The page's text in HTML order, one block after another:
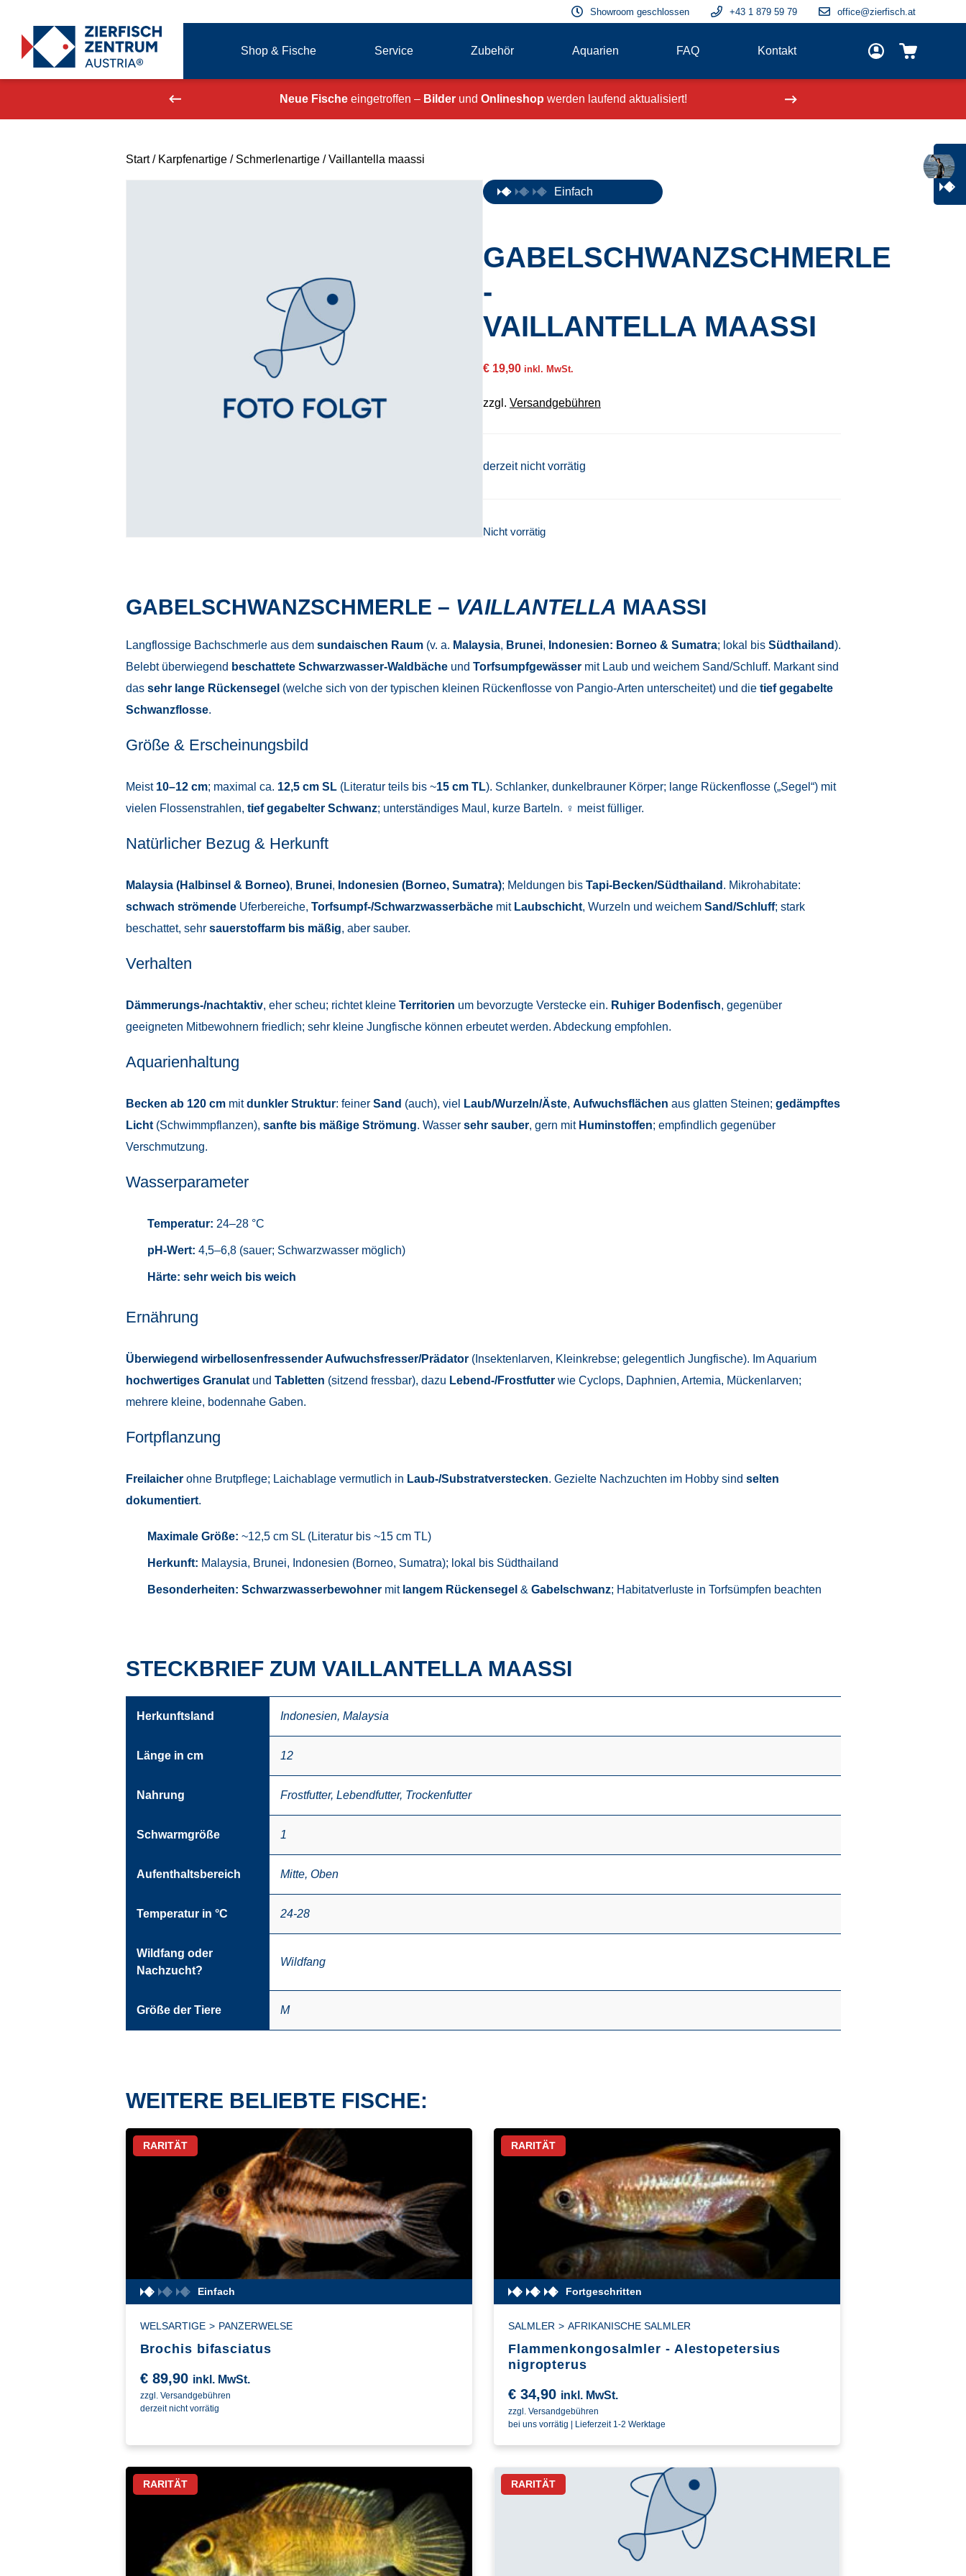
Zierfisch Aquarium Austria
Showroom geschlossen +43 1 879 59 79 office@zierfisch.at
Shop & Fische Service Zubehör Aquarien FAQ Kontakt
Neue Fischeeingetroffen – Bilderund Onlineshop werden laufend aktualisiert!
Start/ Karpfenartige/ Schmerlenartige/ Vaillantella maassi
Einfach
GABELSCHWANZSCHMERLE
-
VAILLANTELLA MAASSI
€ 19,90 inkl. MwSt.
zzgl. Versandgebühren
derzeit nicht vorrätig
Nicht vorrätig
GABELSCHWANZSCHMERLE – VAILLANTELLA MAASSI
Langflossige Bachschmerle aus dem sundaischen Raum(v. a. Malaysia, Brunei, Indonesien: Borneo & Sumatra; lokal bis Südthailand).
Belebt überwiegend beschattete Schwarzwasser-Waldbächeund Torfsumpfgewässermit Laub und weichem Sand/Schluff. Markant sind
das sehr lange Rückensegel (welche sich von der typischen kleinen Rückenflosse von Pangio-Arten unterscheitet) und die tief gegabelte
Schwanzflosse.
Größe & Erscheinungsbild
Meist 10–12 cm; maximal ca. 12,5 cm SL(Literatur teils bis ~15 cm TL). Schlanker, dunkelbrauner Körper; lange Rückenflosse („Segel“) mit
vielen Flossenstrahlen, tief gegabelter Schwanz; unterständiges Maul, kurze Barteln. ♀ meist fülliger.
Natürlicher Bezug & Herkunft
Malaysia (Halbinsel & Borneo), Brunei, Indonesien (Borneo, Sumatra); Meldungen bis Tapi-Becken/Südthailand . Mikrohabitate:
schwach strömendeUferbereiche, Torfsumpf-/Schwarzwasserbächemit Laubschicht, Wurzeln und weichem Sand/Schluff; stark
beschattet, sehr sauerstoffarm bis mäßig, aber sauber.
Verhalten
Dämmerungs-/nachtaktiv, eher scheu; richtet kleine Territorien um bevorzugte Verstecke ein. Ruhiger Bodenfisch, gegenüber
geeigneten Mitbewohnern friedlich; sehr kleine Jungfische können erbeutet werden. Abdeckung empfohlen.
Aquarienhaltung
Becken ab 120 cmmitdunkler Struktur: feiner Sand (auch), viel Laub/Wurzeln/Äste, Aufwuchsflächen aus glatten Steinen; gedämpftes
Licht(Schwimmpflanzen), sanfte bis mäßige Strömung. Wasser sehr sauber, gern mit Huminstoffen; empfindlich gegenüber
Verschmutzung.
Wasserparameter
Temperatur: 24–28 °C
pH-Wert: 4,5–6,8 (sauer; Schwarzwasser möglich)
Härte: sehr weich bis weich
Ernährung
Überwiegend wirbellosenfressender Aufwuchsfresser/Prädator(Insektenlarven, Kleinkrebse; gelegentlich Jungfische). Im Aquarium
hochwertiges Granulatund Tabletten (sitzend fressbar), dazu Lebend-/Frostfutterwie Cyclops, Daphnien, Artemia, Mückenlarven;
mehrere kleine, bodennahe Gaben.
Fortpflanzung
Freilaicherohne Brutpflege; Laichablage vermutlich in Laub-/Substratverstecken. Gezielte Nachzuchten im Hobby sind selten
dokumentiert.
Maximale Größe: ~12,5 cm SL (Literatur bis ~15 cm TL)
Herkunft: Malaysia, Brunei, Indonesien (Borneo, Sumatra); lokal bis Südthailand
Besonderheiten: Schwarzwasserbewohnermit langem Rückensegel & Gabelschwanz; Habitatverluste in Torfsümpfen beachten
STECKBRIEF ZUM VAILLANTELLA MAASSI
Herkunftsland Indonesien, Malaysia
Länge in cm 12
Nahrung Frostfutter, Lebendfutter, Trockenfutter
Schwarmgröße 1
Aufenthaltsbereich Mitte, Oben
Temperatur in °C 24-28
Wildfang oder
Nachzucht?
Wildfang
Größe der Tiere M
WEITERE BELIEBTE FISCHE:
RARITÄT
Einfach
WELSARTIGE > PANZERWELSE
Brochis bifasciatus
€89,90 inkl. MwSt.
zzgl. Versandgebühren
derzeit nicht vorrätig
RARITÄT
Fortgeschritten
SALMLER > AFRIKANISCHE SALMLER
Flammenkongosalmler - Alestopetersius
nigropterus
€34,90 inkl. MwSt.
zzgl. Versandgebühren
bei uns vorrätig | Lieferzeit 1-2 Werktage
RARITÄT RARITÄT